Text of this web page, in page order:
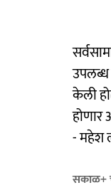
उपलब्ध
केली
- महेश